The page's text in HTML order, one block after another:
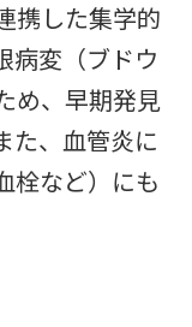
携した集学的
病変（ブドウ
め、早期発見
た、血管炎に
栓など）にも